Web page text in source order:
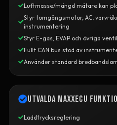
Luftmasse/mängd mätare kan
Styr tomgångsmotor, AC,
instrumentering
Styr E-gas, EVAP och övriga
Fullt CAN bus stöd av
Använder standard
Utvalda MaxxECU
Laddtrycksreglering